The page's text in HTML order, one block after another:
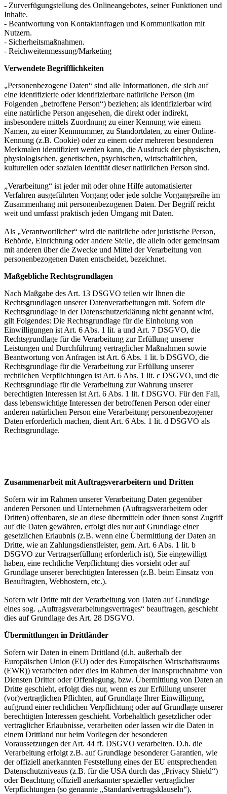
- Zurverfügungstellung des Onlineangebotes, seiner Funktionen und
Inhalte.
- Beantwortung von Kontaktanfragen und Kommunikation mit
Nutzern.
- Sicherheitsmaßnahmen.
- Reichweitenmessung/Marketing
Verwendete Begrifflichkeiten
„Personenbezogene Daten“ sind alle Informationen, die sich auf
eine identifizierte oder identifizierbare natürliche Person (im
Folgenden „betroffene Person“) beziehen; als identifizierbar wird
eine natürliche Person angesehen, die direkt oder indirekt,
insbesondere mittels Zuordnung zu einer Kennung wie einem
Namen, zu einer Kennnummer, zu Standortdaten, zu einer Online-
Kennung (z.B. Cookie) oder zu einem oder mehreren besonderen
Merkmalen identifiziert werden kann, die Ausdruck der physischen,
physiologischen, genetischen, psychischen, wirtschaftlichen,
kulturellen oder sozialen Identität dieser natürlichen Person sind.
„Verarbeitung“ ist jeder mit oder ohne Hilfe automatisierter
Verfahren ausgeführten Vorgang oder jede solche Vorgangsreihe im
Zusammenhang mit personenbezogenen Daten. Der Begriff reicht
weit und umfasst praktisch jeden Umgang mit Daten.
Als „Verantwortlicher“ wird die natürliche oder juristische Person,
Behörde, Einrichtung oder andere Stelle, die allein oder gemeinsam
mit anderen über die Zwecke und Mittel der Verarbeitung von
personenbezogenen Daten entscheidet, bezeichnet.
Maßgebliche Rechtsgrundlagen
Nach Maßgabe des Art. 13 DSGVO teilen wir Ihnen die
Rechtsgrundlagen unserer Datenverarbeitungen mit. Sofern die
Rechtsgrundlage in der Datenschutzerklärung nicht genannt wird,
gilt Folgendes: Die Rechtsgrundlage für die Einholung von
Einwilligungen ist Art. 6 Abs. 1 lit. a und Art. 7 DSGVO, die
Rechtsgrundlage für die Verarbeitung zur Erfüllung unserer
Leistungen und Durchführung vertraglicher Maßnahmen sowie
Beantwortung von Anfragen ist Art. 6 Abs. 1 lit. b DSGVO, die
Rechtsgrundlage für die Verarbeitung zur Erfüllung unserer
rechtlichen Verpflichtungen ist Art. 6 Abs. 1 lit. c DSGVO, und die
Rechtsgrundlage für die Verarbeitung zur Wahrung unserer
berechtigten Interessen ist Art. 6 Abs. 1 lit. f DSGVO. Für den Fall,
dass lebenswichtige Interessen der betroffenen Person oder einer
anderen natürlichen Person eine Verarbeitung personenbezogener
Daten erforderlich machen, dient Art. 6 Abs. 1 lit. d DSGVO als
Rechtsgrundlage.
Zusammenarbeit mit Auftragsverarbeitern und Dritten
Sofern wir im Rahmen unserer Verarbeitung Daten gegenüber
anderen Personen und Unternehmen (Auftragsverarbeitern oder
Dritten) offenbaren, sie an diese übermitteln oder ihnen sonst Zugriff
auf die Daten gewähren, erfolgt dies nur auf Grundlage einer
gesetzlichen Erlaubnis (z.B. wenn eine Übermittlung der Daten an
Dritte, wie an Zahlungsdienstleister, gem. Art. 6 Abs. 1 lit. b
DSGVO zur Vertragserfüllung erforderlich ist), Sie eingewilligt
haben, eine rechtliche Verpflichtung dies vorsieht oder auf
Grundlage unserer berechtigten Interessen (z.B. beim Einsatz von
Beauftragten, Webhostern, etc.).
Sofern wir Dritte mit der Verarbeitung von Daten auf Grundlage
eines sog. „Auftragsverarbeitungsvertrages“ beauftragen, geschieht
dies auf Grundlage des Art. 28 DSGVO.
Übermittlungen in Drittländer
Sofern wir Daten in einem Drittland (d.h. außerhalb der
Europäischen Union (EU) oder des Europäischen Wirtschaftsraums
(EWR)) verarbeiten oder dies im Rahmen der Inanspruchnahme von
Diensten Dritter oder Offenlegung, bzw. Übermittlung von Daten an
Dritte geschieht, erfolgt dies nur, wenn es zur Erfüllung unserer
(vor)vertraglichen Pflichten, auf Grundlage Ihrer Einwilligung,
aufgrund einer rechtlichen Verpflichtung oder auf Grundlage unserer
berechtigten Interessen geschieht. Vorbehaltlich gesetzlicher oder
vertraglicher Erlaubnisse, verarbeiten oder lassen wir die Daten in
einem Drittland nur beim Vorliegen der besonderen
Voraussetzungen der Art. 44 ff. DSGVO verarbeiten. D.h. die
Verarbeitung erfolgt z.B. auf Grundlage besonderer Garantien, wie
der offiziell anerkannten Feststellung eines der EU entsprechenden
Datenschutzniveaus (z.B. für die USA durch das „Privacy Shield“)
oder Beachtung offiziell anerkannter spezieller vertraglicher
Verpflichtungen (so genannte „Standardvertragsklauseln“).